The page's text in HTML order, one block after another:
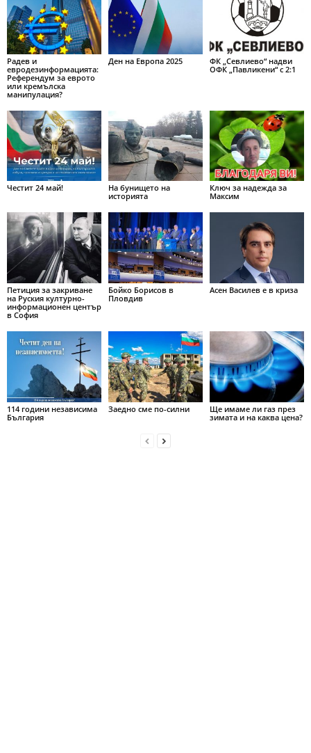
Радев и
евродезинформацията:
Референдум за еврото
или кремълска
манипулация?
Ден на Европа 2025
ФК „Севлиево“ надви
ОФК „Павликени“ с 2:1
Честит 24 май!
На бунището на
историята
Ключ за надежда за
Максим
Петиция за закриване
на Руския културно-
информационен център
в София
Бойко Борисов в
Пловдив
Асен Василев е в криза
114 години независима
България
Заедно сме по-силни
Ще имаме ли газ през
зимата и на каква цена?